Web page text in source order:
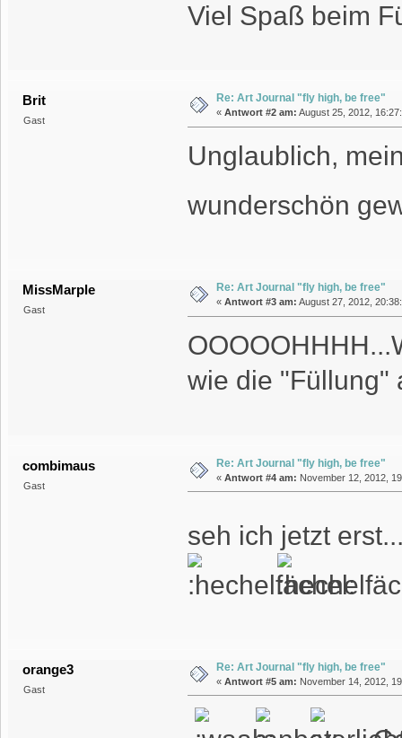
Viel Spaß beim
Brit
Gast
Re: Art Journal "fly high, be free"
« Antwort #2 am: August 25, 2012,
Unglaublich,
wunderschön
MissMarple
Gast
Re: Art Journal "fly high, be free"
« Antwort #3 am: August 27, 2012,
wie die "Füllung"
combimaus
Gast
Re: Art Journal "fly high, be free"
« Antwort #4 am: November 12, 2012,
seh ich jetzt
orange3
Gast
Re: Art Journal "fly high, be free"
« Antwort #5 am: November 14, 2012,